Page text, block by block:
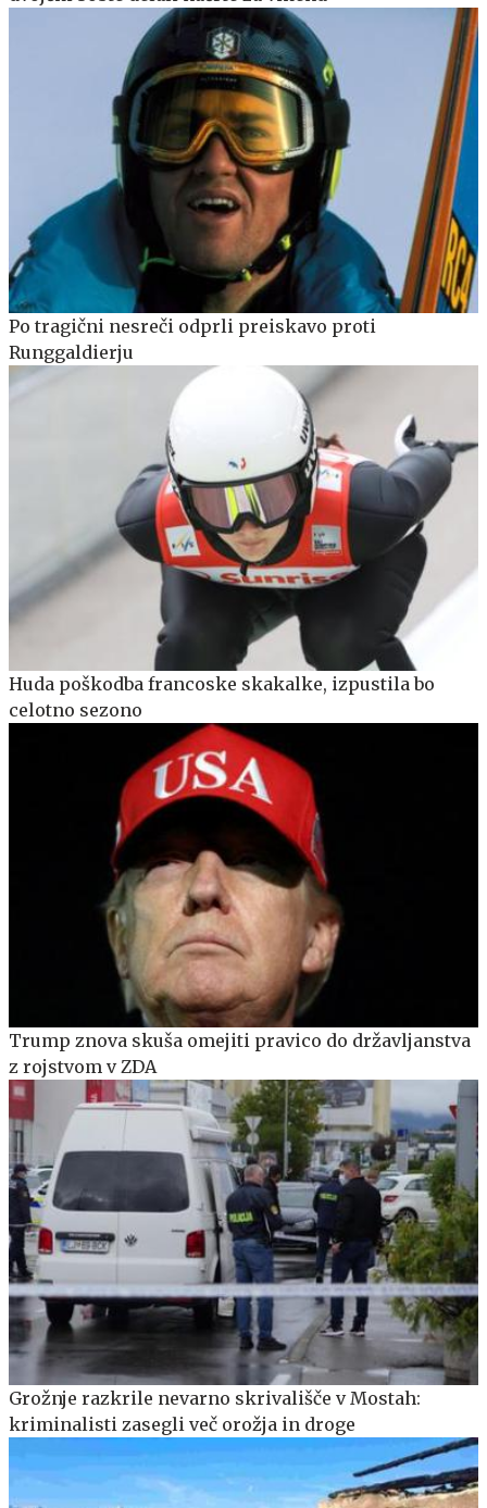
Po tragični nesreči odprli preiskavo proti
Runggaldierju
Huda poškodba francoske skakalke, izpustila bo
celotno sezono
Trump znova skuša omejiti pravico do državljanstva
z rojstvom v ZDA
Grožnje razkrile nevarno skrivališče v Mostah:
kriminalisti zasegli več orožja in droge